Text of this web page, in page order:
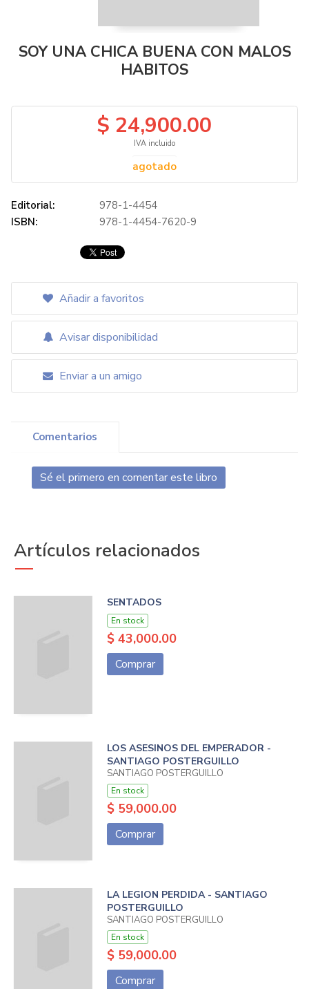
SOY UNA CHICA BUENA CON MALOS
HABITOS
$ 24,900.00
IVA incluido
agotado
Editorial:
978-1-4454
ISBN:
978-1-4454-7620-9
Añadir a favoritos
Avisar disponibilidad
Enviar a un amigo
Comentarios
Sé el primero en comentar este libro
Artículos relacionados
SENTADOS
En stock
$ 43,000.00
Comprar
LOS ASESINOS DEL EMPERADOR -
SANTIAGO POSTERGUILLO
SANTIAGO POSTERGUILLO
En stock
$ 59,000.00
Comprar
LA LEGION PERDIDA - SANTIAGO
POSTERGUILLO
SANTIAGO POSTERGUILLO
En stock
$ 59,000.00
Comprar